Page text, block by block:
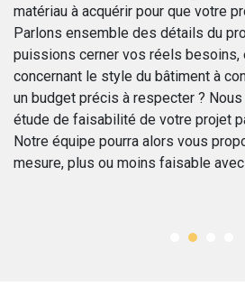
matériau à acquérir pour que votre
Parlons ensemble des détails du
puissions cerner vos réels besoins,
concernant le style du bâtiment à
un budget précis à respecter ? Nous
étude de faisabilité de votre projet
Notre équipe pourra alors vous
mesure, plus ou moins faisable